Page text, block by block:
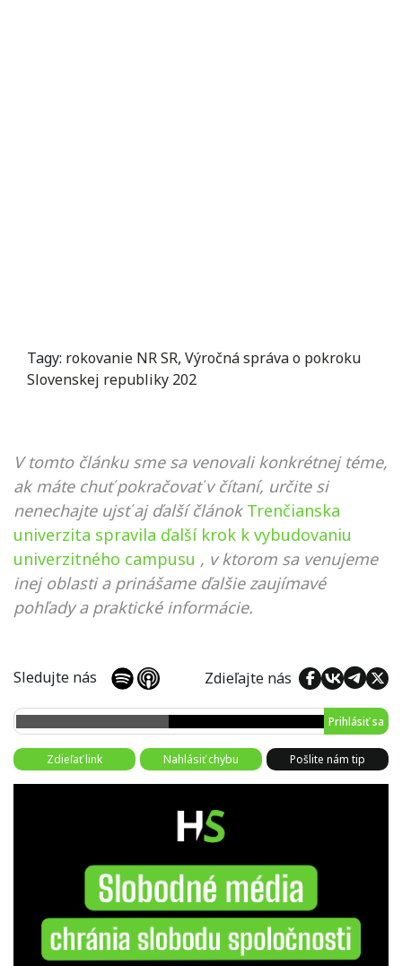
Tagy: rokovanie NR SR, Výročná správa o pokroku
Slovenskej republiky 202
V tomto článku sme sa venovali konkrétnej téme,
ak máte chuť pokračovať v čítaní, určite si
nenechajte ujsť aj ďalší článok Trenčianska
univerzita spravila ďalší krok k vybudovaniu
univerzitného campusu , v ktorom sa venujeme
inej oblasti a prinášame ďalšie zaujímavé
pohľady a praktické informácie.
Sledujte nás Zdieľajte nás
Prihlásiť sa
Zdieľať link Nahlásiť chybu Pošlite nám tip